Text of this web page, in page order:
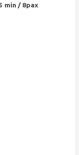
min / 8pax